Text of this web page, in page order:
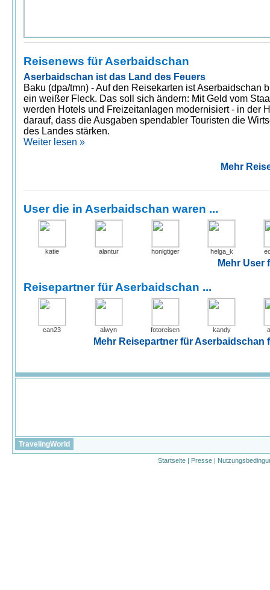
Reisenews für Aserbaidschan
Aserbaidschan ist das Land des Feuers
Baku (dpa/tmn) - Auf den Reisekarten ist Aserbaidschan
ein weißer Fleck. Das soll sich ändern: Mit Geld vom
werden Hotels und Freizeitanlagen modernisiert - in der
darauf, dass die Ausgaben spendabler Touristen die
des Landes stärken.
Weiter lesen »
Mehr
User die in Aserbaidschan waren ...
katie alantur honigtiger helga_k
Mehr User
Reisepartner für Aserbaidschan ...
can23 alwyn fotoreisen kandy
Mehr Reisepartner für Aserbaidschan
TravelingWorld
Startseite | Presse |